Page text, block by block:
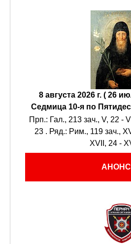
8 августа 2026 г. ( 26
Седмица 10-я по
Прп.: Гал., 213 зач., V, 22 -
23 . Ряд.: Рим., 119 зач.,
XVII, 24 -